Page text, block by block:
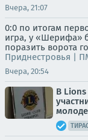
Вчера, 21:07
0:0 по итогам
игра, у «Шерифа»
поразить ворота
Приднестровья |
Вчера, 20:54
В Lions